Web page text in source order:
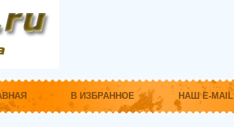
В ИЗБРАННОЕ НАШ E-MAIL